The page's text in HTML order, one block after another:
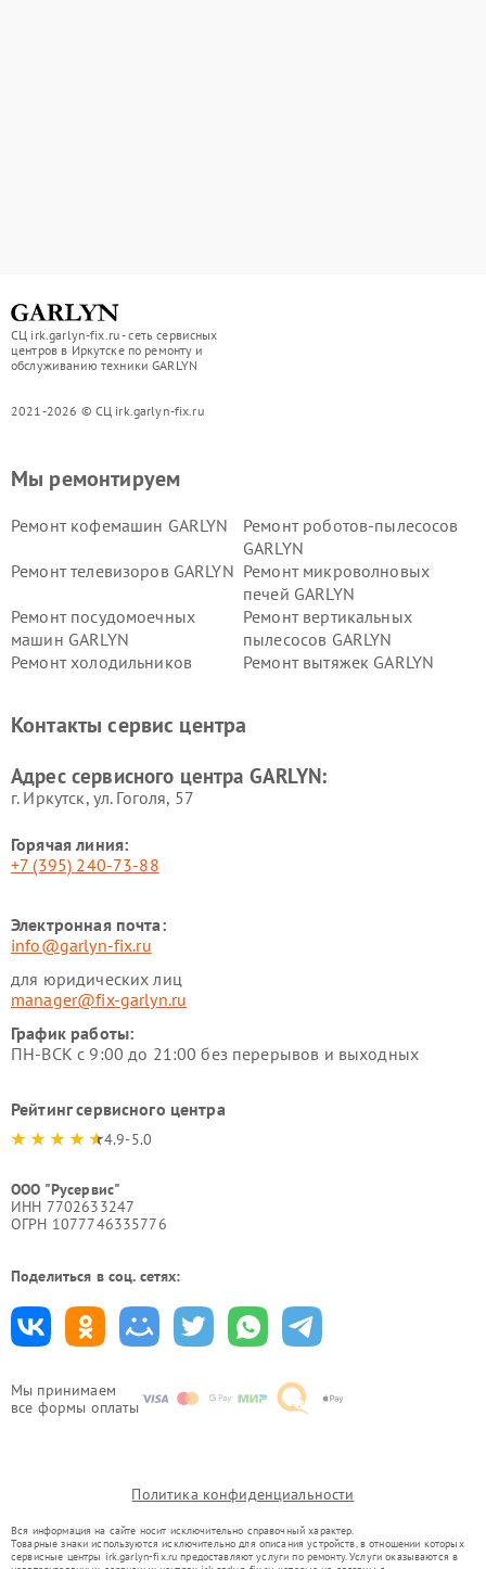
СЦ irk.garlyn-fix.ru - сеть сервисных
центров в Иркутске по ремонту и
обслуживанию техники GARLYN
2021-2026 © СЦ irk.garlyn-fix.ru
Мы принимаем
все формы оплаты
Мы ремонтируем
Ремонт кофемашин GARLYN
Ремонт роботов-пылесосов
GARLYN
Ремонт телевизоров GARLYN Ремонт микроволновых
печей GARLYN
Ремонт посудомоечных
машин GARLYN
Ремонт вертикальных
пылесосов GARLYN
Ремонт холодильников
Ремонт вытяжек GARLYN
стеклоочистителей GARLYN
GARLYN
GARLYN
Контакты сервис центра
Адрес сервисного центра GARLYN:
г. Иркутск, ул. ​Гоголя, 57
Горячая линия:
+7 (395) 240-73-88
Электронная почта:
info@garlyn-fix.ru
для юридических лиц
manager@fix-garlyn.ru
График работы:
ПН-ВСК с 9:00 до 21:00 без перерывов и выходных
Рейтинг сервисного центра
4.9-5.0
ООО "Русервис"
ИНН 7702633247
ОГРН 1077746335776
Поделиться в соц. сетях:
Политика конфиденциальности
Вся информация на сайте носит исключительно справочный характер.
Товарные знаки используются исключительно для описания устройств, в отношении которых
сервисные центры irk.garlyn-fix.ru предоставляют услуги по ремонту. Услуги оказываются в